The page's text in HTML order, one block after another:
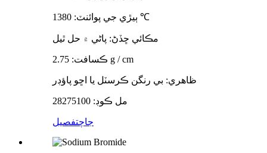
℃
مڪائي ڇڏڻ: پاڻي ۾ حل ٿيل
ڪسافت: 2.75 g / cm
ظاهري: بي رنگن ڪرسٽل يا اڇو پاؤڊر
مل ڪوڊ: 28275100
جاچتفصيل